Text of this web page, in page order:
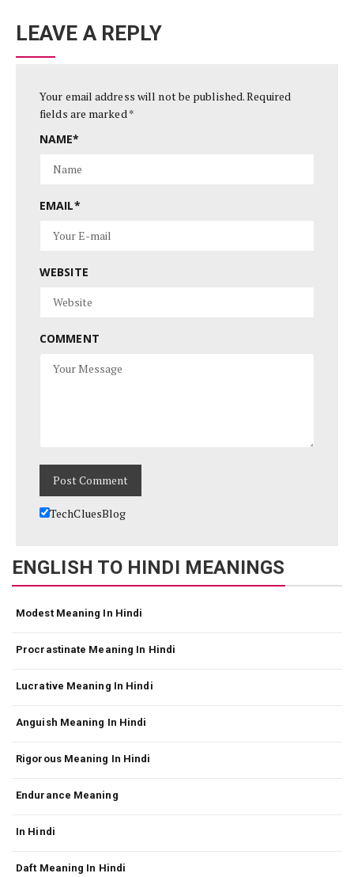
LEAVE A REPLY
Your email address will not be published.Required
fields are marked *
NAME*
EMAIL*
WEBSITE
COMMENT
TechCluesBlog
ENGLISH TO HINDI MEANINGS
Modest Meaning In Hindi
Procrastinate Meaning In Hindi
Lucrative Meaning In Hindi
Anguish Meaning In Hindi
Rigorous Meaning In Hindi
Endurance Meaning
In Hindi
Daft Meaning In Hindi